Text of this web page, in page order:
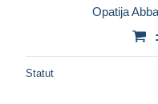
Opatija
Statut